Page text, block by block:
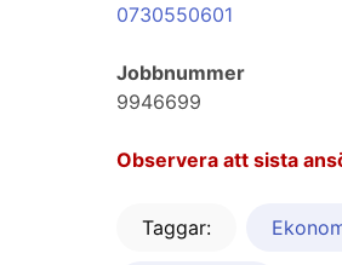
0730550601
Jobbnummer
9946699
Observera att sista
Taggar: